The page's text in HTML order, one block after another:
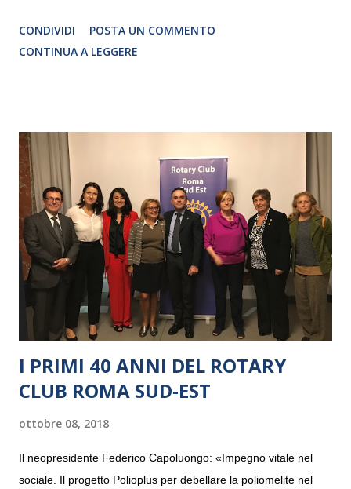
CRISTINA PEZZOLI
CONDIVIDI
POSTA UN COMMENTO
CONTINUA A LEGGERE
I PRIMI 40 ANNI DEL ROTARY
CLUB ROMA SUD-EST
ottobre 08, 2018
Il neopresidente Federico Capoluongo: «Impegno vitale nel
sociale. Il progetto Polioplus per debellare la poliomelite nel